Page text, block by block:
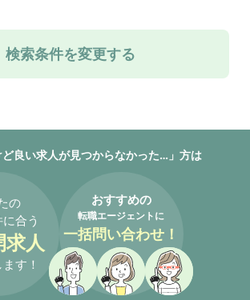
検索条件を変更する
ど良い求人が見つからなかった…」方は
の
合う
求人
す！
おすすめの
転職エージェントに
一括問い合わせ！